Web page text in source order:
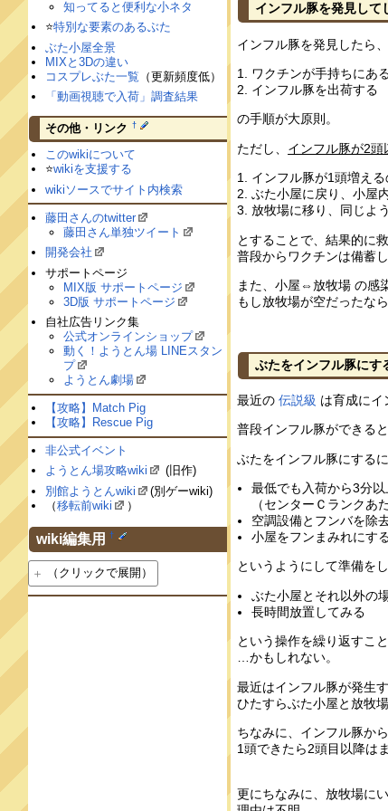
インフル豚を発見し
インフル豚を発見したら、
ワクチンが手持ちにあ
インフル豚を出荷する
の手順が大原則。
ただし、 インフル豚が2
インフル豚が1頭増え
ぶた小屋に戻り、小屋
放牧場に移り、同じよ
とすることで、結果的に
普段からワクチンは備蓄
また、小屋⇔放牧場 の感
もし放牧場が空だったな
ぶたをインフル豚にす
最近の伝説級 は育成にイ
普段インフル豚ができる
ぶたをインフル豚にするに
最低でも入荷から3分
（センターＣランクあ
空調設備とフンバを除
小屋をフンまみれにす
というようにして準備をし
ぶた小屋とそれ以外の
長時間放置してみる
という操作を繰り返すこ
…かもしれない。
最近はインフル豚が発生
ひたすらぶた小屋と放牧
ちなみに、インフル豚か
1頭できたら2頭目以降は
更にちなみに、放牧場に
知ってると便利な小ネタ
⭐️特別な要素のあるぶた
ぶた小屋全景
MIXと3Dの違い
コスプレぶた一覧 （更新頻度低）
「動画視聴で入荷」調査結果
その他・リンク †
このwikiについて
⭐️wikiを支援する
wikiソースでサイト内検索
藤田さんのtwitter
藤田さん単独ツイート
開発会社
サポートページ
MIX版 サポートページ
3D版 サポートページ
自社広告リンク集
公式オンラインショップ
動く！ようとん場 LINEスタン
プ
ようとん劇場
【攻略】Match Pig
【攻略】Rescue Pig
非公式イベント
ようとん場攻略wiki
(旧作)
別館ようとんwiki
(別ゲーwiki)
（移転前wiki ）
wiki編集用 †
（クリックで展開）